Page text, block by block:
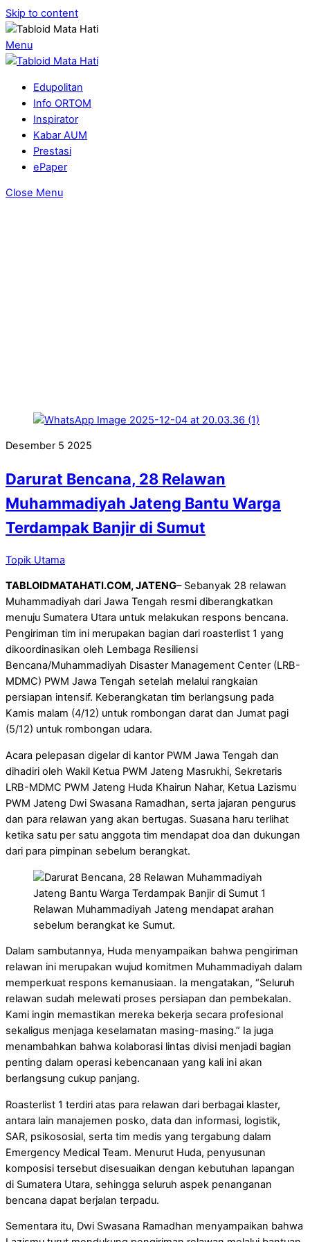
Skip to content
Menu
Edupolitan
Info ORTOM
Inspirator
Kabar AUM
Prestasi
ePaper
Close Menu
Desember 5 2025
Darurat Bencana, 28 Relawan
Muhammadiyah Jateng Bantu Warga
Terdampak Banjir di Sumut
Topik Utama
TABLOIDMATAHATI.COM, JATENG– Sebanyak 28 relawan
Muhammadiyah dari Jawa Tengah resmi diberangkatkan
menuju Sumatera Utara untuk melakukan respons bencana.
Pengiriman tim ini merupakan bagian dari roasterlist 1 yang
dikoordinasikan oleh Lembaga Resiliensi
Bencana/Muhammadiyah Disaster Management Center (LRB-
MDMC) PWM Jawa Tengah setelah melalui rangkaian
persiapan intensif. Keberangkatan tim berlangsung pada
Kamis malam (4/12) untuk rombongan darat dan Jumat pagi
(5/12) untuk rombongan udara.
Acara pelepasan digelar di kantor PWM Jawa Tengah dan
dihadiri oleh Wakil Ketua PWM Jateng Masrukhi, Sekretaris
LRB-MDMC PWM Jateng Huda Khairun Nahar, Ketua Lazismu
PWM Jateng Dwi Swasana Ramadhan, serta jajaran pengurus
dan para relawan yang akan bertugas. Suasana haru terlihat
ketika satu per satu anggota tim mendapat doa dan dukungan
dari para pimpinan sebelum berangkat.
Relawan Muhammadiyah Jateng mendapat arahan
sebelum berangkat ke Sumut.
Dalam sambutannya, Huda menyampaikan bahwa pengiriman
relawan ini merupakan wujud komitmen Muhammadiyah dalam
memperkuat respons kemanusiaan. Ia mengatakan, “Seluruh
relawan sudah melewati proses persiapan dan pembekalan.
Kami ingin memastikan mereka bekerja secara profesional
sekaligus menjaga keselamatan masing-masing.” Ia juga
menambahkan bahwa kolaborasi lintas divisi menjadi bagian
penting dalam operasi kebencanaan yang kali ini akan
berlangsung cukup panjang.
Roasterlist 1 terdiri atas para relawan dari berbagai klaster,
antara lain manajemen posko, data dan informasi, logistik,
SAR, psikososial, serta tim medis yang tergabung dalam
Emergency Medical Team. Menurut Huda, penyusunan
komposisi tersebut disesuaikan dengan kebutuhan lapangan
di Sumatera Utara, sehingga seluruh aspek penanganan
bencana dapat berjalan terpadu.
Sementara itu, Dwi Swasana Ramadhan menyampaikan bahwa